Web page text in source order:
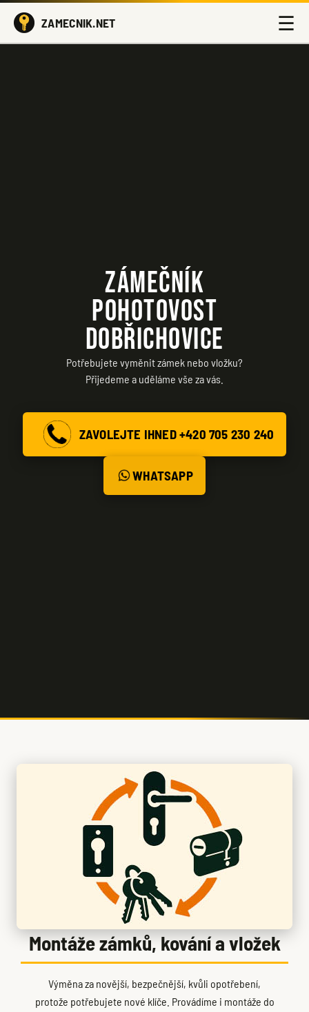
ZAMECNIK.NET ☰
ZÁMEČNÍK
POHOTOVOST
DOBŘICHOVICE
Potřebujete vyměnit zámek nebo vložku?
Přijedeme a uděláme vše za vás.
ZAVOLEJTE IHNED +420 705 230 240
WHATSAPP
Montáže zámků, kování a vložek
Výměna za novější, bezpečnější, kvůli opotřebení,
protože potřebujete nové klíče. Provádíme i montáže do